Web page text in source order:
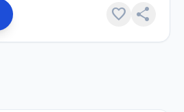
favorite share